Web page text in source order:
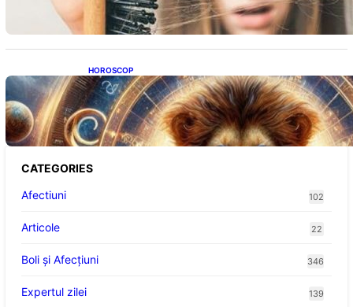
HOROSCOP
Portalul Leului 8/8: Oportunități de
Abundență pentru Cinci Zodii în 2026
CATEGORIES
Afectiuni
102
Articole 22
Boli și Afecțiuni 346
Expertul zilei 139